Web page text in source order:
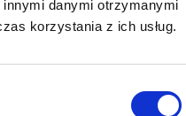
danymi otrzymanymi
korzystania z ich usług.